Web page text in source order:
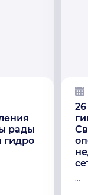
рады
гидро